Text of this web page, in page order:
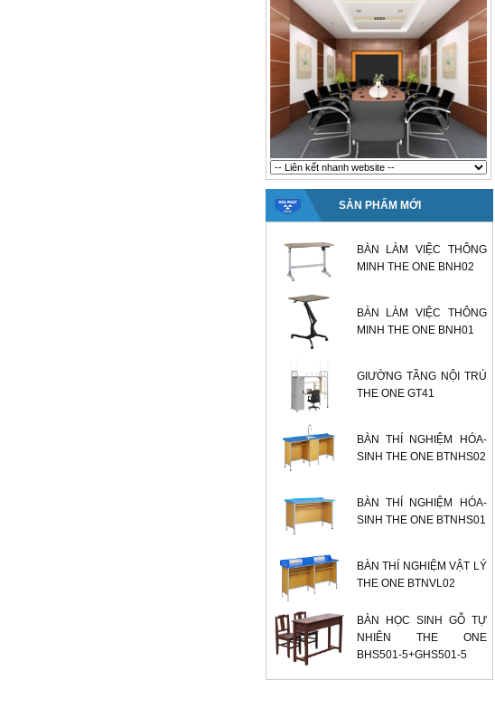
SẢN PHẨM MỚI
BÀN LÀM VIỆC THÔNG
MINH THE ONE BNH02
BÀN LÀM VIỆC THÔNG
MINH THE ONE BNH01
GIƯỜNG TẦNG NỘI TRÚ
THE ONE GT41
BÀN THÍ NGHIỆM HÓA-
SINH THE ONE BTNHS02
BÀN THÍ NGHIỆM HÓA-
SINH THE ONE BTNHS01
BÀN THÍ NGHIỆM VẬT LÝ
THE ONE BTNVL02
BÀN HỌC SINH GỖ TỰ
NHIÊN THE ONE
BHS501-5+GHS501-5